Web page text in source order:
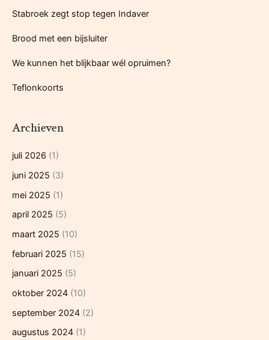
a
r
Stabroek zegt stop tegen Indaver
Brood met een bijsluiter
We kunnen het blijkbaar wél opruimen?
Teflonkoorts
Archieven
juli 2026 (1)
juni 2025 (3)
mei 2025 (1)
april 2025 (5)
maart 2025 (10)
februari 2025 (15)
januari 2025 (5)
oktober 2024 (10)
september 2024 (2)
augustus 2024 (1)